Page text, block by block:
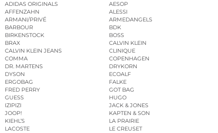
ADIDAS ORIGINALS
AESOP
AFFENZAHN
ALESSI
ARMANI/PRIVÉ
ARMEDANGELS
BARBOUR
BDK
BIRKENSTOCK
BOSS
BRAX
CALVIN KLEIN
CALVIN KLEIN JEANS
CLINIQUE
COMMA
COPENHAGEN
DR. MARTENS
DRYKORN
DYSON
ECOALF
ERGOBAG
FALKE
FRED PERRY
GOT BAG
GUESS
HUGO
IZIPIZI
JACK & JONES
JOOP!
KAPTEN & SON
KIEHL’S
LA PRAIRIE
LACOSTE
LE CREUSET